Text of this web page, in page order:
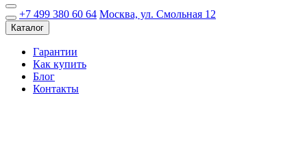
+7 499 380 60 64 Москва, ул. Смольная 12
Каталог
Гарантии
Как купить
Блог
Контакты